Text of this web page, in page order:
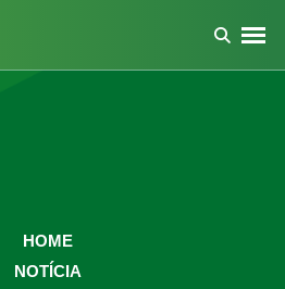
HOME
NOTÍCIA